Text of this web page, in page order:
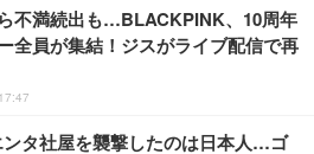
不満続出も…BLACKPINK、10周年
全員が集結！ジスがライブ配信で再
タ社屋を襲撃したのは日本人…ゴ